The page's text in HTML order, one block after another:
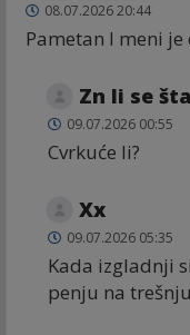
08.07.2026 20:44
Pametan I meni
Zn li se šta
09.07.2026 00:55
Cvrkuće li?
Xx
09.07.2026 05:35
Kada izgladnji
penju na